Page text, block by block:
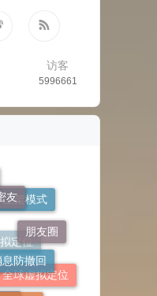
访客
5996661
上架模式
定位
友
朋友圈
全球虚拟定位
息防撤回
键转发